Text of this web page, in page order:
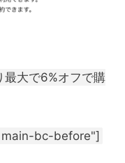
最大で6%オフで購
bc-before"]